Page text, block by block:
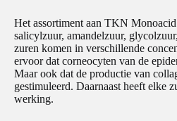
Het assortiment aan TKN
salicylzuur, amandelzuur,
zuren komen in verschillende
ervoor dat corneocyten van de
Maar ook dat de productie van
gestimuleerd. Daarnaast heeft elke
werking.